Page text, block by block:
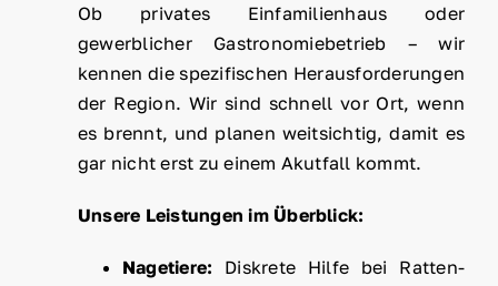
Ob privates Einfamilienhaus oder
gewerblicher Gastronomiebetrieb – wir
kennen die spezifischen Herausforderungen
der Region. Wir sind schnell vor Ort, wenn
es brennt, und planen weitsichtig, damit es
gar nicht erst zu einem Akutfall kommt.
Unsere Leistungen im Überblick:
Nagetiere: Diskrete Hilfe bei Ratten-